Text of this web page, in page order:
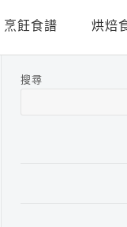
烹飪食譜 烘焙
搜尋